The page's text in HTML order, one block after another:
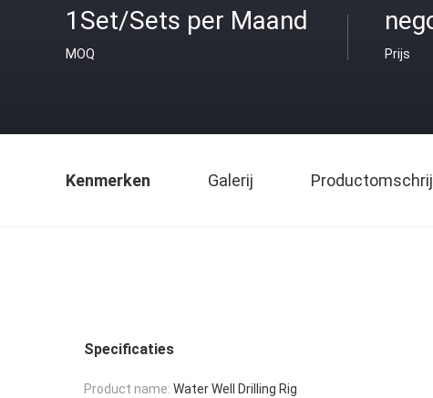
1Set/Sets per Maand
MOQ Prijs
Kenmerken Galerij
Specificaties
Product name: Water Well Drilling Rig